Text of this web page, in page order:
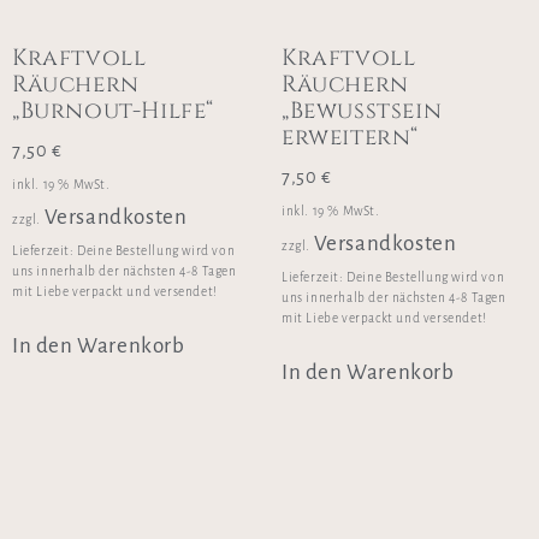
Kraftvoll
Räuchern
„Burnout-Hilfe“
7,50 €
inkl. 19 % MwSt.
zzgl. Versandkosten
Lieferzeit: Deine Bestellung wird von
uns innerhalb der nächsten 4-8 Tagen
mit Liebe verpackt und versendet!
In den Warenkorb
Kraftvoll
Räuchern
„Bewusstsein
erweitern“
7,50 €
inkl. 19 % MwSt.
zzgl. Versandkosten
Lieferzeit: Deine Bestellung wird von
uns innerhalb der nächsten 4-8 Tagen
mit Liebe verpackt und versendet!
In den Warenkorb